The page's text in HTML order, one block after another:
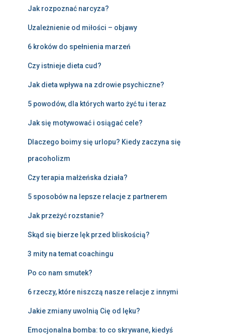
Jak rozpoznać narcyza?
Uzależnienie od miłości – objawy
6 kroków do spełnienia marzeń
Czy istnieje dieta cud?
Jak dieta wpływa na zdrowie psychiczne?
5 powodów, dla których warto żyć tu i teraz
Jak się motywować i osiągać cele?
Dlaczego boimy się urlopu? Kiedy zaczyna się
pracoholizm
Czy terapia małżeńska działa?
5 sposobów na lepsze relacje z partnerem
Jak przeżyć rozstanie?
Skąd się bierze lęk przed bliskością?
3 mity na temat coachingu
Po co nam smutek?
6 rzeczy, które niszczą nasze relacje z innymi
Jakie zmiany uwolnią Cię od lęku?
Emocjonalna bomba: to co skrywane, kiedyś